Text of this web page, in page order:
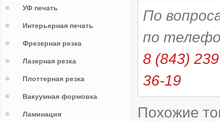
По
по
8 (843)
36-19
Похожие
УФ печать
Интерьерная печать
Фрезерная резка
Лазерная резка
Плоттерная резка
Вакуумная формовка
Ламинация